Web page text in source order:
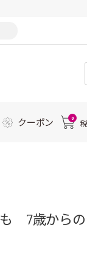
クーポン 0
7歳からの